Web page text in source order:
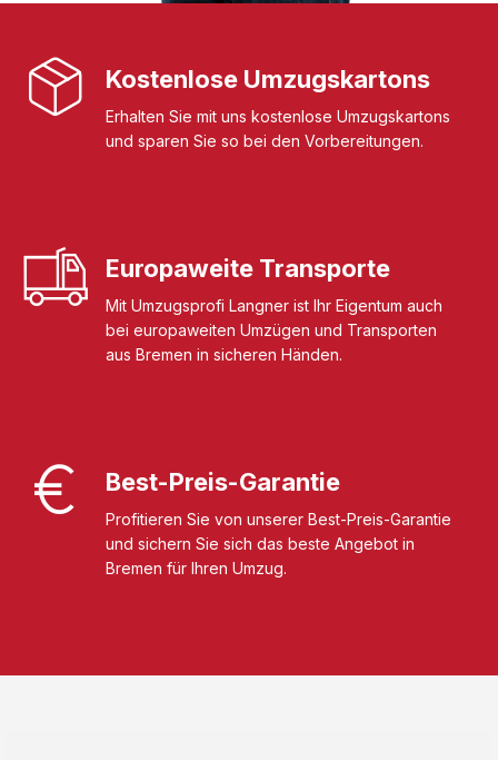
Kostenlose Umzugskartons
Erhalten Sie mit uns kostenlose Umzugskartons
und sparen Sie so bei den Vorbereitungen.
Europaweite Transporte
Mit Umzugsprofi Langner ist Ihr Eigentum auch
bei europaweiten Umzügen und Transporten
aus Bremen in sicheren Händen.
Best-Preis-Garantie
Profitieren Sie von unserer Best-Preis-Garantie
und sichern Sie sich das beste Angebot in
Bremen für Ihren Umzug.